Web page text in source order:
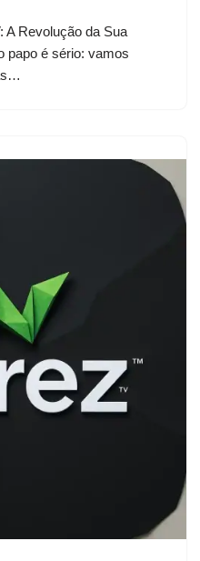
A Revolução da Sua
papo é sério: vamos